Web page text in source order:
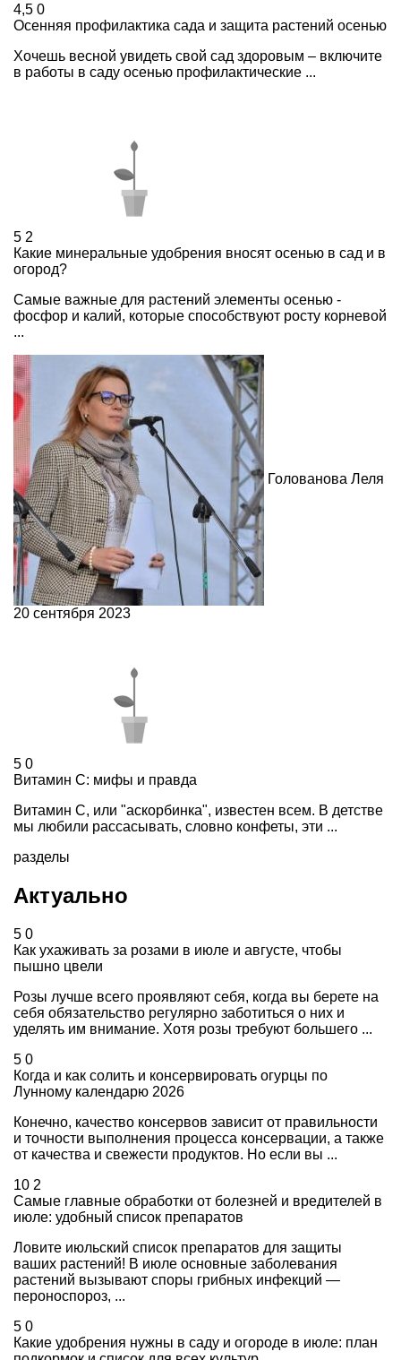
4,5 0
Осенняя профилактика сада и защита растений осенью
Хочешь весной увидеть свой сад здоровым – включите
в работы в саду осенью профилактические ...
5 2
Какие минеральные удобрения вносят осенью в сад и в
огород?
Самые важные для растений элементы осенью -
фосфор и калий, которые способствуют росту корневой
...
Голованова Леля
20 сентября 2023
5 0
Витамин С: мифы и правда
Витамин С, или "аскорбинка", известен всем. В детстве
мы любили рассасывать, словно конфеты, эти ...
разделы
Актуально
5 0
Как ухаживать за розами в июле и августе, чтобы
пышно цвели
Розы лучше всего проявляют себя, когда вы берете на
себя обязательство регулярно заботиться о них и
уделять им внимание. Хотя розы требуют большего ...
5 0
Когда и как солить и консервировать огурцы по
Лунному календарю 2026
Конечно, качество консервов зависит от правильности
и точности выполнения процесса консервации, а также
от качества и свежести продуктов. Но если вы ...
10 2
Самые главные обработки от болезней и вредителей в
июле: удобный список препаратов
Ловите июльский список препаратов для защиты
ваших растений! В июле основные заболевания
растений вызывают споры грибных инфекций —
пероноспороз, ...
5 0
Какие удобрения нужны в саду и огороде в июле: план